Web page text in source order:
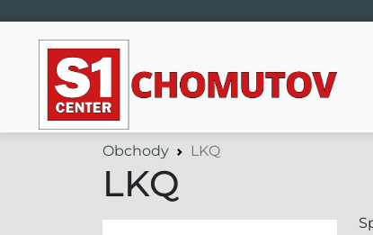
Hlavní navigace
Obchody LKQ
LKQ